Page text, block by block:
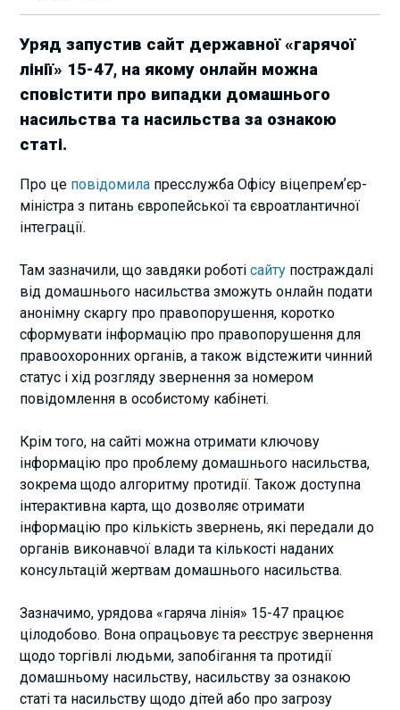
Уряд запустив сайт державної «гарячої
лінії» 15-47, на якому онлайн можна
сповістити про випадки домашнього
насильства та насильства за ознакою
статі.
Про це повідомила пресслужба Офісу віцепремʼєр-
міністра з питань європейської та євроатлантичної
інтеграції.
Там зазначили, що завдяки роботісайту постраждалі
від домашнього насильства зможуть онлайн подати
анонімну скаргу про правопорушення, коротко
сформувати інформацію про правопорушення для
правоохоронних органів, а також відстежити чинний
статус і хід розгляду звернення за номером
повідомлення в особистому кабінеті.
Крім того, на сайті можна отримати ключову
інформацію про проблему домашнього насильства,
зокрема щодо алгоритму протидії. Також доступна
інтерактивна карта, що дозволяє отримати
інформацію про кількість звернень, якi передали до
органів виконавчої влади та кількості наданих
консультацій жертвам домашнього насильства.
Зазначимо, урядова «гаряча лінія» 15-47 працює
цілодобово. Вона опрацьовує та реєструє звернення
щодо торгівлі людьми, запобігання та протидії
домашньому насильству, насильству за ознакою
статі та насильству щодо дітей або про загрозу